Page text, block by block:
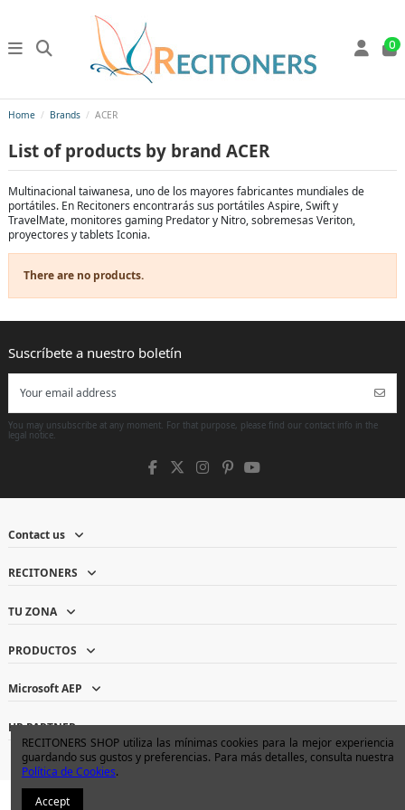
0
Home Brands ACER
List of products by brand ACER
Multinacional taiwanesa, uno de los mayores fabricantes mundiales de
portátiles. En Recitoners encontrarás sus portátiles Aspire, Swift y
TravelMate, monitores gaming Predator y Nitro, sobremesas Veriton,
proyectores y tablets Iconia.
There are no products.
You may unsubscribe at any moment. For that purpose, please find our contact info in the
legal notice.
Contact us
RECITONERS
TU ZONA
PRODUCTOS
Microsoft AEP
HP PARTNER
RECITONERS SHOP utiliza las mínimas cookies para la mejor experiencia
guardando sus gustos y preferencias. Para más detalles, consulta nuestra
Política de Cookies.
Accept